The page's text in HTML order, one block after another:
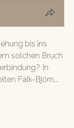
bis ins
solchen Bruch
In
Falk-Björn...